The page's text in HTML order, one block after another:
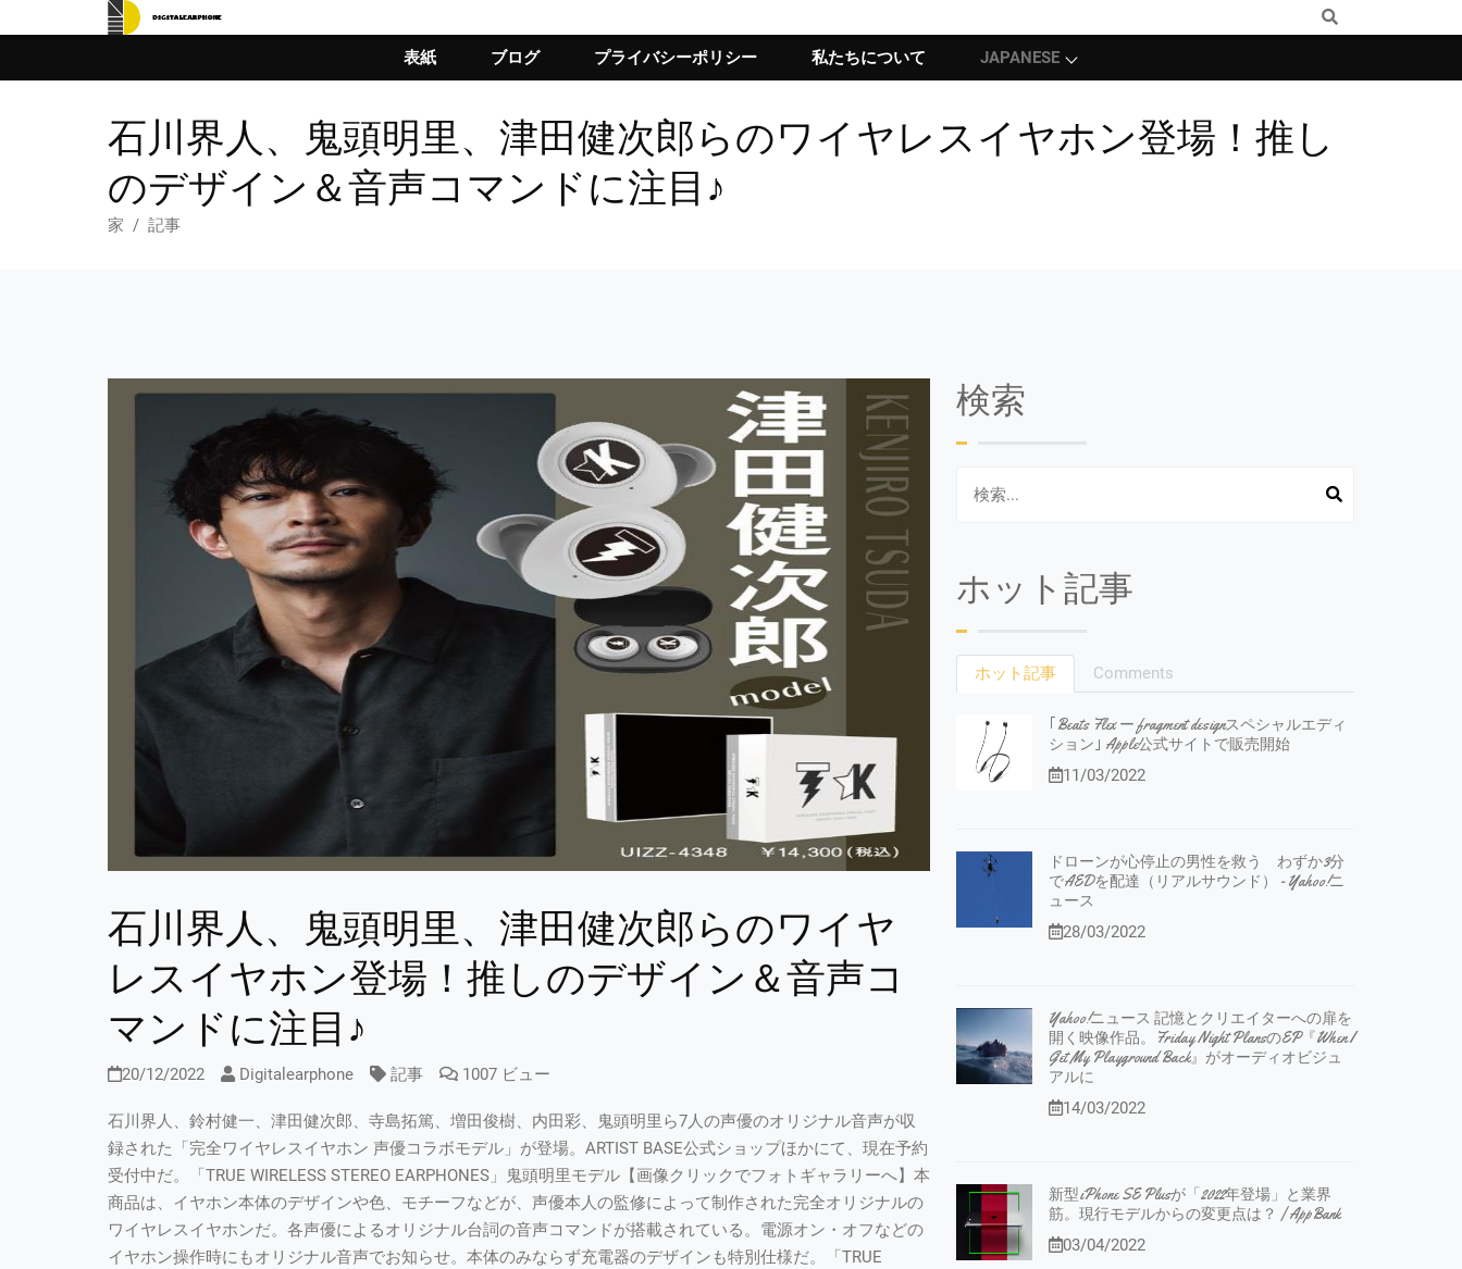
表紙 ブログ プライバシーポリシー 私たちについて JAPANESE
石川界人、鬼頭明里、津田健次郎らのワイヤレスイヤホン登場！推し
のデザイン＆音声コマンドに注目♪
家 記事
石川界人、鬼頭明里、津田健次郎らのワイヤ
レスイヤホン登場！推しのデザイン＆音声コ
マンドに注目♪
20/12/2022 Digitalearphone 記事 1007 ビュー
石川界人、鈴村健一、津田健次郎、寺島拓篤、増田俊樹、内田彩、鬼頭明里ら7人の声優のオリジナル音声が収
録された「完全ワイヤレスイヤホン 声優コラボモデル」が登場。ARTIST BASE公式ショップほかにて、現在予約
受付中だ。「TRUE WIRELESS STEREO EARPHONES」鬼頭明里モデル【画像クリックでフォトギャラリーへ】本
商品は、イヤホン本体のデザインや色、モチーフなどが、声優本人の監修によって制作された完全オリジナルの
ワイヤレスイヤホンだ。各声優によるオリジナル台詞の音声コマンドが搭載されている。電源オン・オフなどの
イヤホン操作時にもオリジナル音声でお知らせ。本体のみならず充電器のデザインも特別仕様だ。「TRUE
検索
ホット記事
ホット記事 Comments
｢Beats Flex ー fragment designスペシャルエディ
ション｣ Apple公式サイトで販売開始
11/03/2022
ドローンが心停止の男性を救う わずか3分
でAEDを配達（リアルサウンド） - Yahoo!ニ
ュース
28/03/2022
Yahoo!ニュース 記憶とクリエイターへの扉を
開く映像作品。Friday Night PlansのEP『When I
Get My Playground Back』がオーディオビジュ
アルに
14/03/2022
新型iPhone SE Plusが「2022年登場」と業界
筋。現行モデルからの変更点は？ | AppBank
03/04/2022